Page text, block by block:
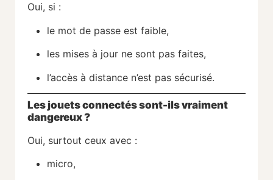
Oui, si :
le mot de passe est faible,
les mises à jour ne sont pas faites,
l’accès à distance n’est pas sécurisé.
Les jouets connectés sont-ils vraiment
dangereux ?
Oui, surtout ceux avec :
micro,